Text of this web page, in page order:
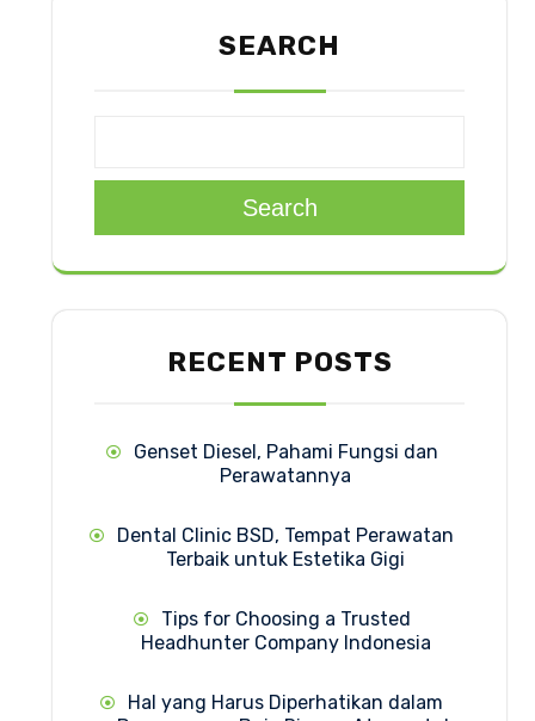
SEARCH
Search
RECENT POSTS
Genset Diesel, Pahami Fungsi dan
Perawatannya
Dental Clinic BSD, Tempat Perawatan
Terbaik untuk Estetika Gigi
Tips for Choosing a Trusted
Headhunter Company Indonesia
Hal yang Harus Diperhatikan dalam